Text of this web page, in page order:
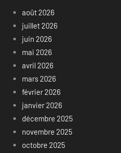
août 2026
juillet 2026
juin 2026
mai 2026
avril 2026
mars 2026
février 2026
janvier 2026
décembre 2025
novembre 2025
octobre 2025